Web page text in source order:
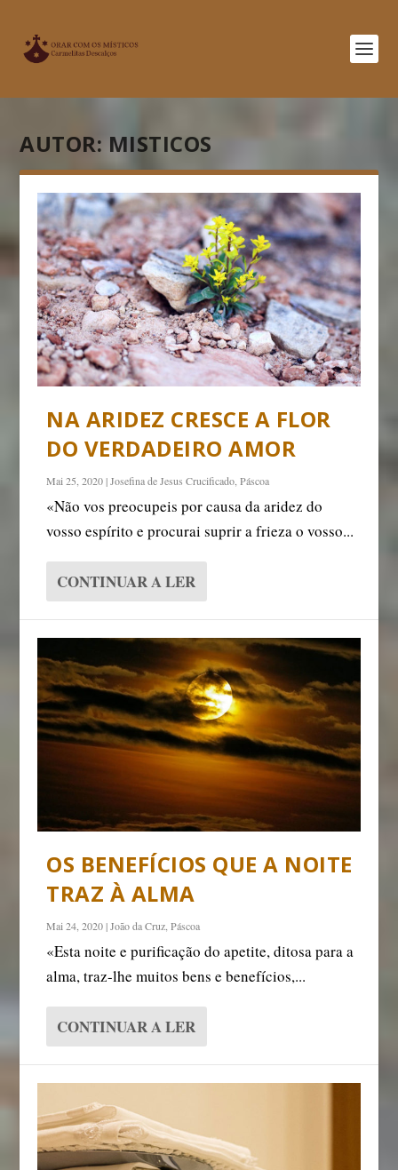
AUTOR: MISTICOS
NA ARIDEZ CRESCE A FLOR
DO VERDADEIRO AMOR
Mai 25, 2020|Josefina de Jesus Crucificado ,Páscoa
«Não vos preocupeis por causa da aridez do
vosso espírito e procurai suprir a frieza o vosso...
CONTINUAR A LER
OS BENEFÍCIOS QUE A NOITE
TRAZ À ALMA
Mai 24, 2020|João da Cruz ,Páscoa
«Esta noite e purificação do apetite, ditosa para a
alma, traz-lhe muitos bens e benefícios,...
CONTINUAR A LER